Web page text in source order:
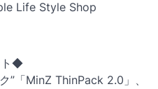
Life Style Shop
ト◆
”「MinZ ThinPack 2.0」、